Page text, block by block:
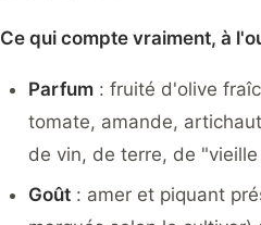
Ce qui compte vraiment, à
Parfum: fruité d'olive
tomate, amande,
de vin, de terre, de "vieille
Goût: amer et piquant